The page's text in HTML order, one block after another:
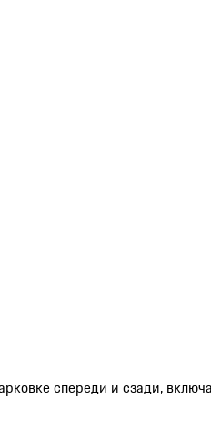
спереди и сзади,